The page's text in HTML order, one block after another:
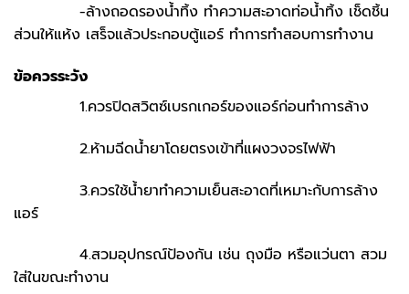
-ล้างถอดรองน้ำทิ้ง ทำความสะอาดท่อน้ำทิ้ง เช็ดชิ้น
ส่วนให้แห้ง เสร็จแล้วประกอบตู้แอร์ ทำการทำสอบการทำงาน
ข้อควรระวัง
1.ควรปิดสวิตซ์เบรกเกอร์ของแอร์ก่อนทำการล้าง
2.ห้ามฉีดน้ำยาโดยตรงเข้าที่แผงวงจรไฟฟ้า
3.ควรใช้น้ำยาทำความเย็นสะอาดที่เหมาะกับการล้าง
แอร์
4.สวมอุปกรณ์ป้องกัน เช่น ถุงมือ หรือแว่นตา สวม
ใส่ในขณะทำงาน